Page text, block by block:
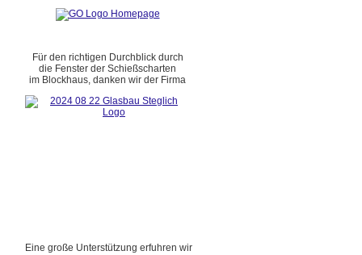
Für den richtigen Durchblick durch
die Fenster der Schießscharten
im Blockhaus, danken wir der Firma
Eine große Unterstützung erfuhren wir